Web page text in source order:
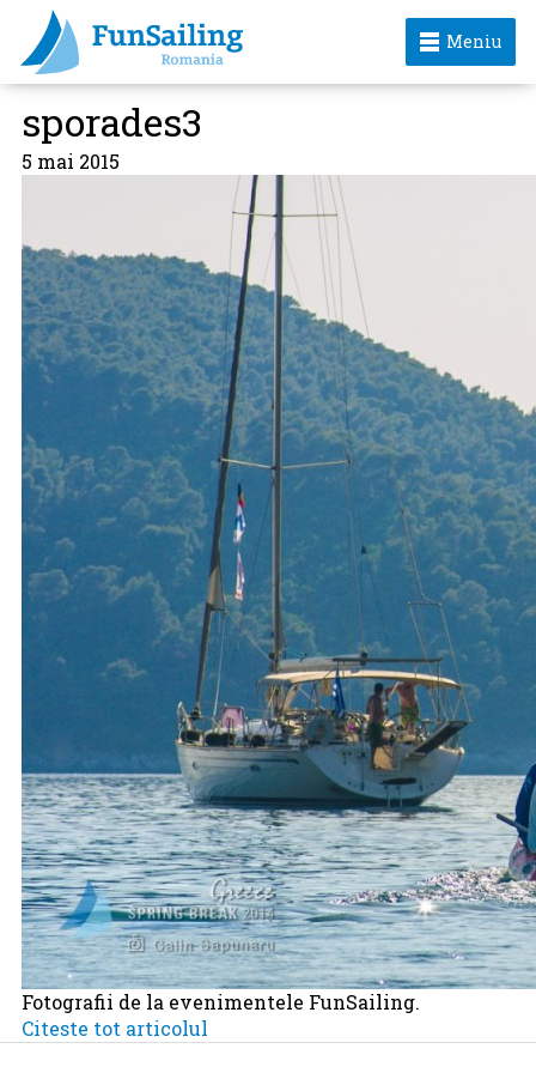
Meniu
sporades3
5 mai 2015
Fotografii de la evenimentele FunSailing.
Citeste tot articolul